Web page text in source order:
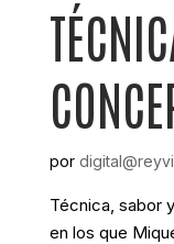
por
Técnica, sabor
en los que